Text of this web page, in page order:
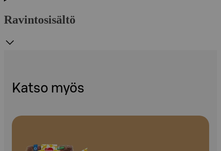
Ravintosisältö
Katso myös